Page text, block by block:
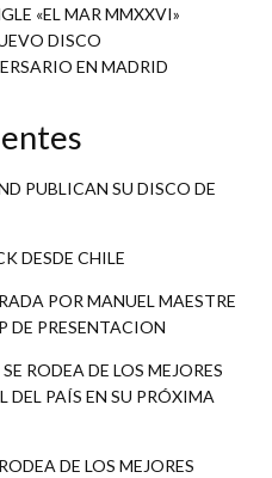
«EL MAR MMXXVI»
DISCO
EN MADRID
PUBLICAN SU DISCO DE
DESDE CHILE
POR MANUEL MAESTRE
DE PRESENTACION
RODEA DE LOS MEJORES
DEL PAÍS EN SU PRÓXIMA
DE LOS MEJORES